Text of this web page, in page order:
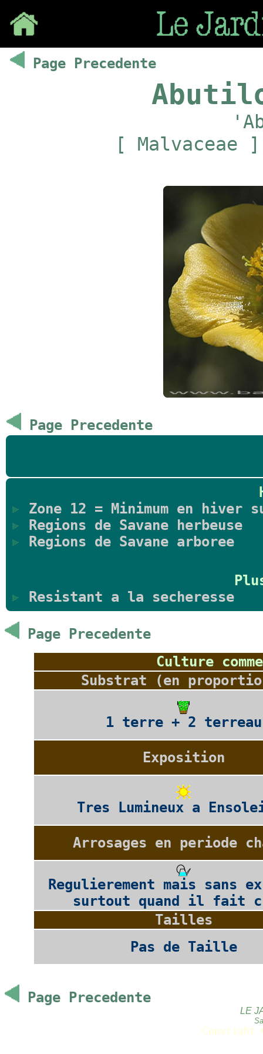
Page Precedente
[
Page Precedente
Zone 12 = Minimum en hiver
Regions de Savane herbeuse
Regions de Savane arboree
Resistant a la secheresse
Page Precedente
Culture
Substrat (en
1 terre + 2 terreau
Exposition
Tres Lumineux a
Arrosages en periode
Regulierement mais sans
surtout quand il fait
Tailles
Pas de Taille
Page Precedente
LE
Copyright